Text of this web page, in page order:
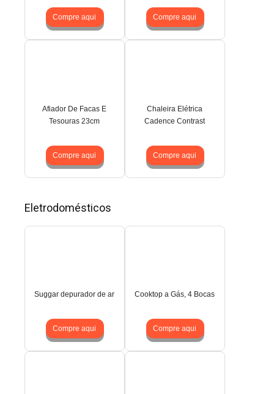
Compre aqui Compre aqui
Afiador De Facas E
Tesouras 23cm
Compre aqui
Chaleira Elétrica
Cadence Contrast
Compre aqui
Eletrodomésticos
Suggar depurador de ar
Compre aqui
Cooktop a Gás, 4 Bocas
Compre aqui